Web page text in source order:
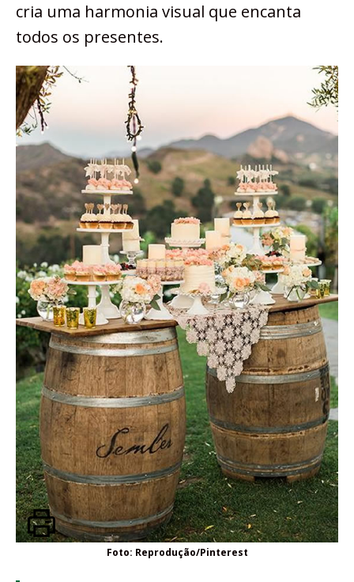
cria uma harmonia visual que encanta
todos os presentes.
Foto: Reprodução/Pinterest